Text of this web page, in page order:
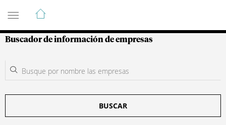
Guía de Empresas Colombianas
Buscador de información de empresas
BUSCAR